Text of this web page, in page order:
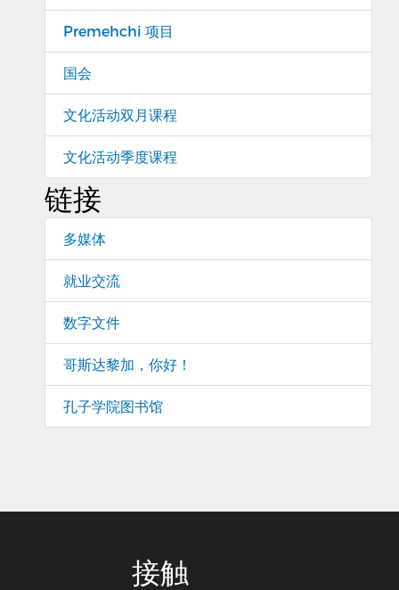
Premehchi 项目
国会
文化活动双月课程
文化活动季度课程
链接
多媒体
就业交流
数字文件
哥斯达黎加，你好！
孔子学院图书馆
接触